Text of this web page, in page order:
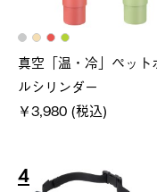
真空「温・冷」ペット
ルシリンダー
￥3,980 (税込)
4